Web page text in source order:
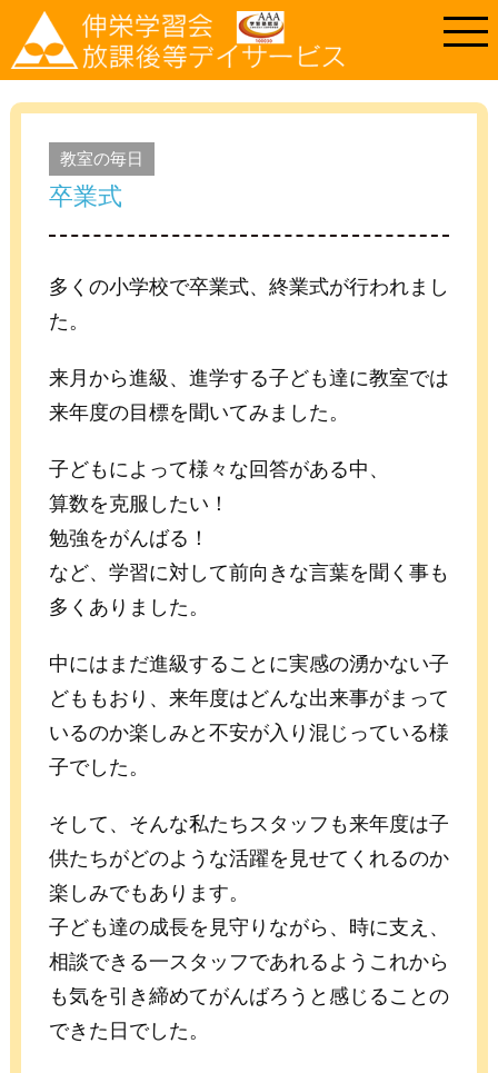
教室の毎日
卒業式
多くの小学校で卒業式、終業式が行われまし
た。
来月から進級、進学する子ども達に教室では
来年度の目標を聞いてみました。
子どもによって様々な回答がある中、
算数を克服したい！
勉強をがんばる！
など、学習に対して前向きな言葉を聞く事も
多くありました。
中にはまだ進級することに実感の湧かない子
どももおり、来年度はどんな出来事がまって
いるのか楽しみと不安が入り混じっている様
子でした。
そして、そんな私たちスタッフも来年度は子
供たちがどのような活躍を見せてくれるのか
楽しみでもあります。
子ども達の成長を見守りながら、時に支え、
相談できる一スタッフであれるようこれから
も気を引き締めてがんばろうと感じることの
できた日でした。